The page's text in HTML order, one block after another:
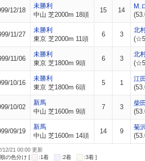
12/18
未勝利
中山 芝2000m 18頭
15 14
M.
11/27
未勝利
東京 芝2000m 11頭
6 3
北
11/06
未勝利
東京 芝1800m 9頭
6 3
北
10/16
未勝利
東京 芝1800m 6頭
5 1
江
10/02
新馬
中山 芝1600m 9頭
7 3
柴
09/19
新馬
中山 芝1600m 14頭
14 9
菊
12/21 00:00 更新
の色分け [
:1着 :2着
:3着 ]